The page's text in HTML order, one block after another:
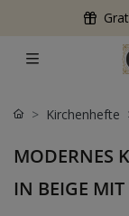
Kirchenhefte
MODERNES
IN BEIGE MIT